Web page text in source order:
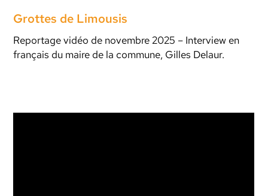
Grottes de Limousis
Reportage vidéo de novembre 2025 – Interview en
français du maire de la commune, Gilles Delaur.